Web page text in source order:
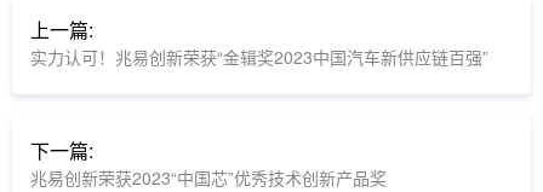
上一篇:
实力认可！兆易创新荣获“金辑奖2023中国汽车新供应链百强”
下一篇:
兆易创新荣获2023“中国芯”优秀技术创新产品奖